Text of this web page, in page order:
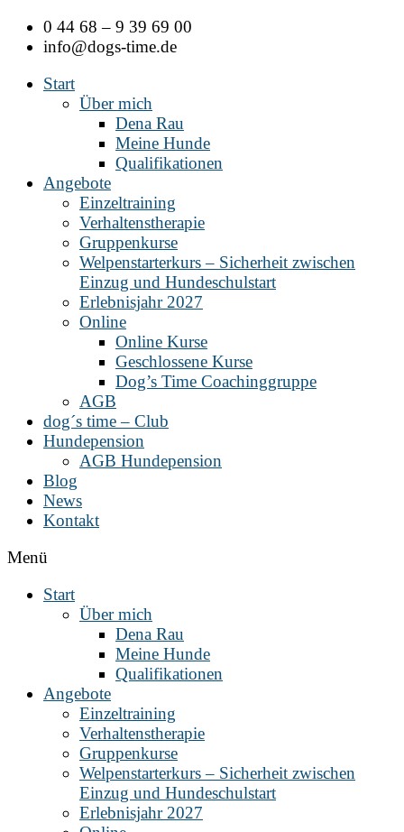
Zum
Inhalt
0 44 68 – 9 39 69 00
info@dogs-time.de
Start
Über mich
Dena Rau
Meine Hunde
Qualifikationen
Angebote
Einzeltraining
Verhaltenstherapie
Gruppenkurse
Welpenstarterkurs – Sicherheit zwischen
Einzug und Hundeschulstart
Erlebnisjahr 2027
Online
Online Kurse
Geschlossene Kurse
Dog’s Time Coachinggruppe
AGB
dog´s time – Club
Hundepension
AGB Hundepension
Blog
News
Kontakt
Menü
Start
Über mich
Dena Rau
Meine Hunde
Qualifikationen
Angebote
Einzeltraining
Verhaltenstherapie
Gruppenkurse
Welpenstarterkurs – Sicherheit zwischen
Einzug und Hundeschulstart
Erlebnisjahr 2027